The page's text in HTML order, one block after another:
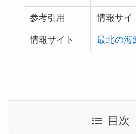
参考引用 情報サイ
情報サイト 最北の海
目次